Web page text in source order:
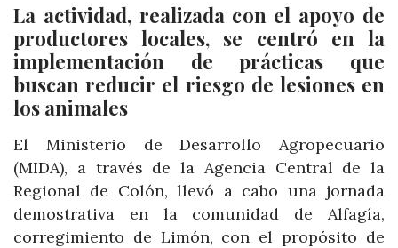
La actividad, realizada con el apoyo de
productores locales, se centró en la
implementación de prácticas que
buscan reducir el riesgo de lesiones en
los animales
El Ministerio de Desarrollo Agropecuario
(MIDA), a través de la Agencia Central de la
Regional de Colón, llevó a cabo una jornada
demostrativa en la comunidad de Alfagía,
corregimiento de Limón, con el propósito de